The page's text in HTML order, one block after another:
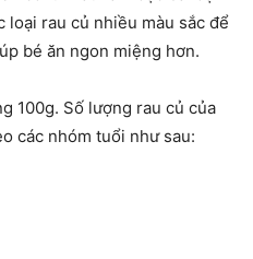
loại rau củ nhiều màu sắc để
bé ăn ngon miệng hơn.
100g. Số lượng rau củ của
các nhóm tuổi như sau: